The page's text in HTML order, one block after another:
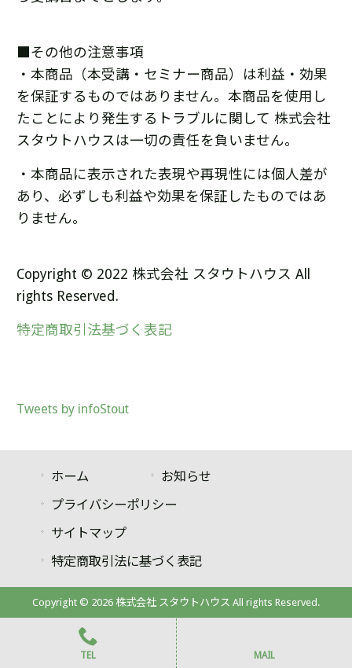
■その他の注意事項
・本商品（本受講・セミナー商品）は利益・効果
を保証するものではありません。本商品を使用し
たことにより発生するトラブルに関して 株式会社
スタウトハウスは一切の責任を負いません。
・本商品に表示された表現や再現性には個人差が
あり、必ずしも利益や効果を保証したものではあ
りません。
Copyright © 2022 株式会社 スタウトハウス All
rights Reserved.
特定商取引法基づく表記
Tweets by infoStout
ホーム
お知らせ
プライバシーポリシー
サイトマップ
特定商取引法に基づく表記
Copyright © 2026 株式会社 スタウトハウス All rights Reserved.
TEL MAIL